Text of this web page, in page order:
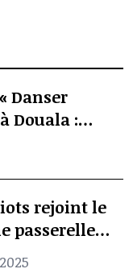
Danser
Douala :
ravive la
rejoint le
passerelle
et Marseille